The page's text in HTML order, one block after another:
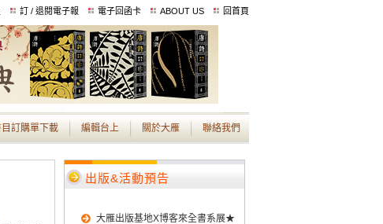
訂 / 退閱電子報 電子回函卡 ABOUT US 回首頁
訂購單下載 編輯台上 關於大雁 聯絡我們
出版&活動預告
大雁出版基地X博客來全書系展★